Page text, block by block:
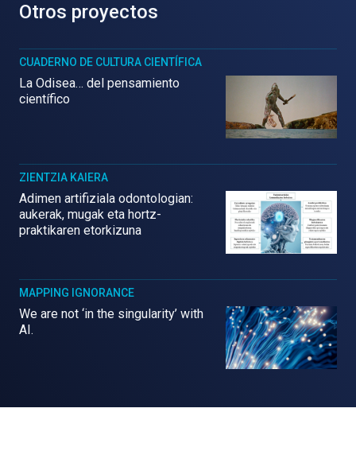
Otros proyectos
CUADERNO DE CULTURA CIENTÍFICA
La Odisea… del pensamiento
científico
ZIENTZIA KAIERA
Adimen artifiziala odontologian:
aukerak, mugak eta hortz-
praktikaren etorkizuna
MAPPING IGNORANCE
We are not ‘in the singularity’ with
AI.